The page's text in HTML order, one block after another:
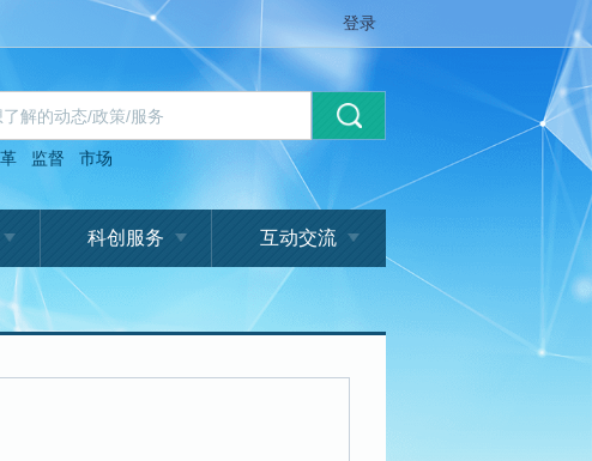
登录
监督 市场
科创服务 互动交流